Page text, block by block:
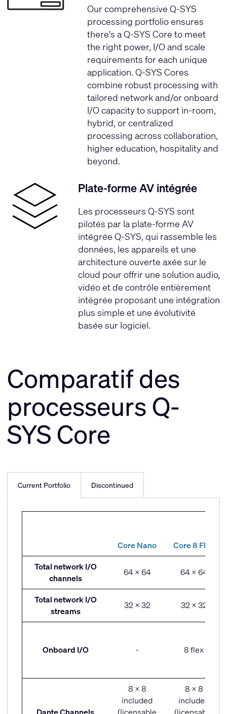
Our comprehensive Q-SYS
processing portfolio ensures
there's a Q-SYS Core to meet
the right power, I/O and scale
requirements for each unique
application. Q-SYS Cores
combine robust processing with
tailored network and/or onboard
I/O capacity to support in-room,
hybrid, or centralized
processing across collaboration,
higher education, hospitality and
beyond.
Plate-forme AV intégrée
Les processeurs Q-SYS sont
pilotés par la plate-forme AV
intégrée Q-SYS, qui rassemble les
données, les appareils et une
architecture ouverte axée sur le
cloud pour offrir une solution audio,
vidéo et de contrôle entièrement
intégrée proposant une intégration
plus simple et une évolutivité
basée sur logiciel.
Comparatif des
processeurs Q-
SYS Core
Current Portfolio Discontinued
Core Nano
Core 8 Flex
Total network I/O
channels
64 x 64 64 x 64
Total network I/O
streams
32 x 32 32 x 32
Onboard I/O - 8 flex
8 x 8
included
8 x 8
included